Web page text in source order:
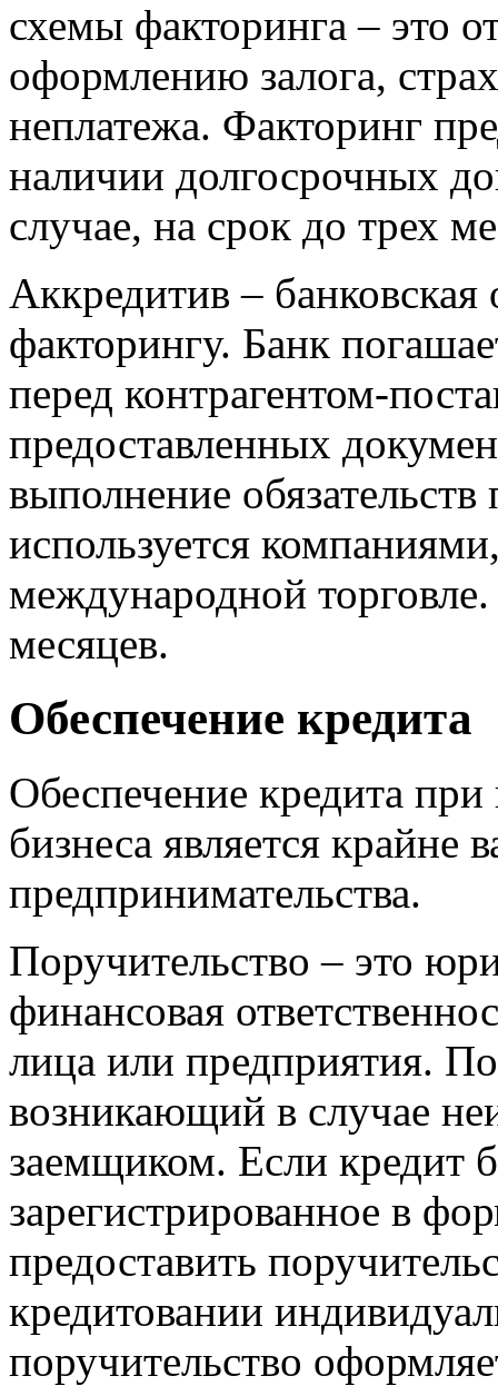
схемы факторинга – это
оформлению залога,
неплатежа. Факторинг
наличии долгосрочных
случае, на срок до трех
Аккредитив – банковская
факторингу. Банк
перед контрагентом-
предоставленных
выполнение
используется
международной
месяцев.
Обеспечение кредита
Обеспечение кредита
бизнеса является
предпринимательства.
Поручительство – это
финансовая
лица или предприятия.
возникающий в случае
заемщиком. Если кредит
зарегистрированное в
предоставить
кредитовании
поручительство